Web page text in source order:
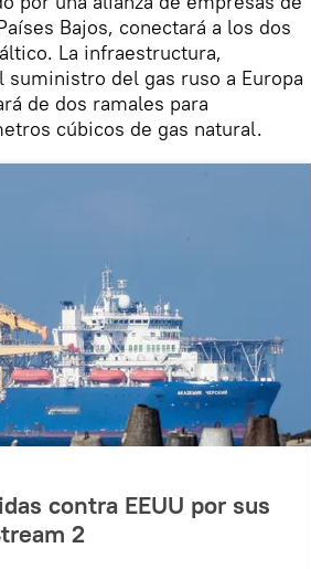
Bajos, conectará a los dos
La infraestructura,
del gas ruso a Europa
de dos ramales para
cúbicos de gas natural.
contra EEUU por sus
2